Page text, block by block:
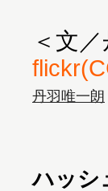
＜文
丹羽唯一朗
ハッシ